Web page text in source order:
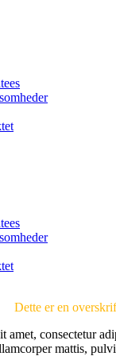
Dette er en
amet, consectetur
mattis,